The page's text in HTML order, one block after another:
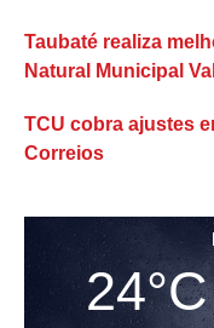
Taubaté realiza
Natural Municipal
TCU cobra ajustes
Correios
24°C